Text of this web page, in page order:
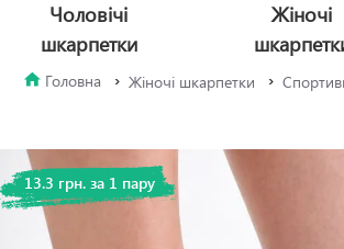
Чоловічі
шкарпетки
Жіночі
Жіночі шкарпетки
13.3 грн. за 1 пару